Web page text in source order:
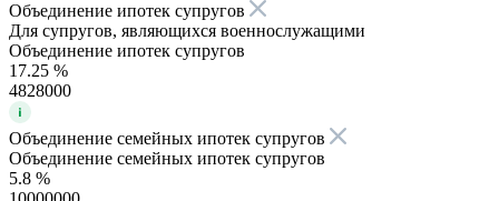
Объединение ипотек супругов
Для супругов, являющихся военнослужащими
Объединение ипотек супругов
17.25 %
4828000
Объединение семейных ипотек супругов
Объединение семейных ипотек супругов
5.8 %